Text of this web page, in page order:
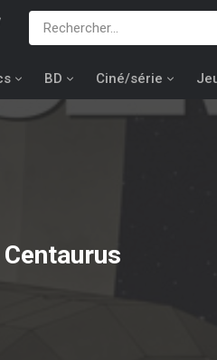
BD Ciné/série